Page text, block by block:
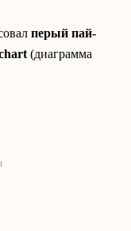
перый пай-
(диаграмма